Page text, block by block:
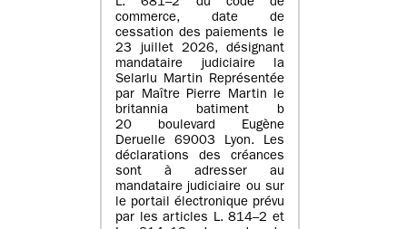
L. 681–2 du code de
commerce, date de
cessation des paiements le
23 juillet 2026, désignant
mandataire judiciaire la
Selarlu Martin Représentée
par Maître Pierre Martin le
britannia batiment b
20 boulevard Eugène
Deruelle 69003 Lyon. Les
déclarations des créances
sont à adresser au
mandataire judiciaire ou sur
le portail électronique prévu
par les articles L. 814–2 et